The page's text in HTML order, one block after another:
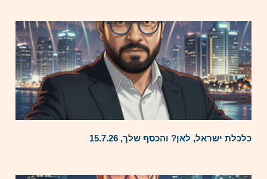
כלכלת ישראל, לאן? והכסף שלך, 15.7.26